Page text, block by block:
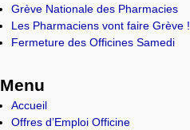
Grève Nationale des Pharmacies
Les Pharmaciens vont faire Grève !
Fermeture des Officines Samedi
Menu
Accueil
Offres d’Emploi Officine